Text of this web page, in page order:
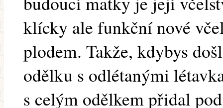
klícky ale funkční nové
plodem. Takže, kdybys
odělku s odlétanými
s celým odělkem přidal